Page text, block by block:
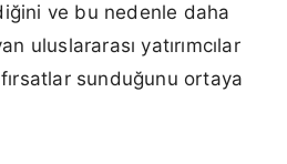
ve bu nedenle daha
uluslararası yatırımcılar
sunduğunu ortaya